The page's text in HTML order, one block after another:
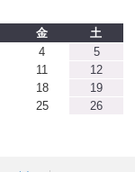
金
土
4
5
11
12
18
19
25
26